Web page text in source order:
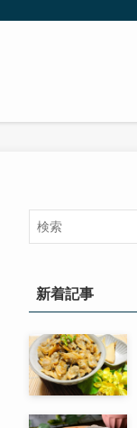
新着記事